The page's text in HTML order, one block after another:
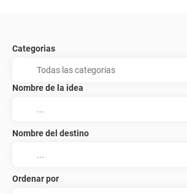
Categorias
Nombre de la idea
Nombre del destino
Ordenar por